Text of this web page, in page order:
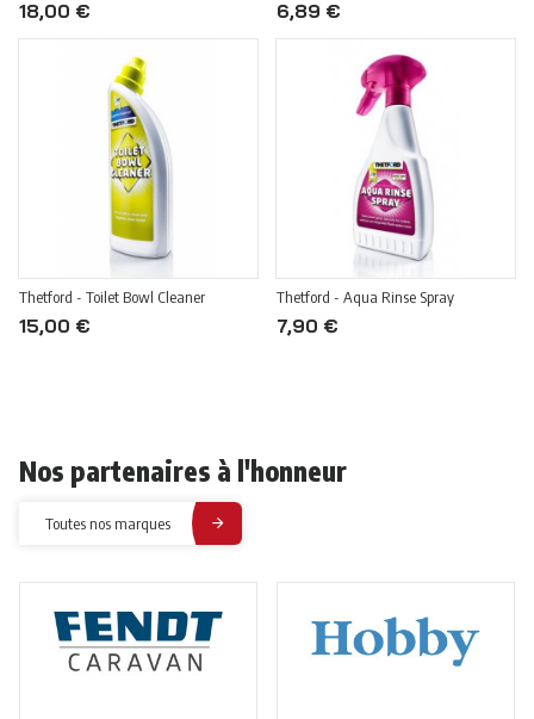
18,00 € 6,89 €
Thetford - Toilet Bowl Cleaner
15,00 €
Thetford - Aqua Rinse Spray
7,90 €
Nos partenaires à l'honneur
Toutes nos marques